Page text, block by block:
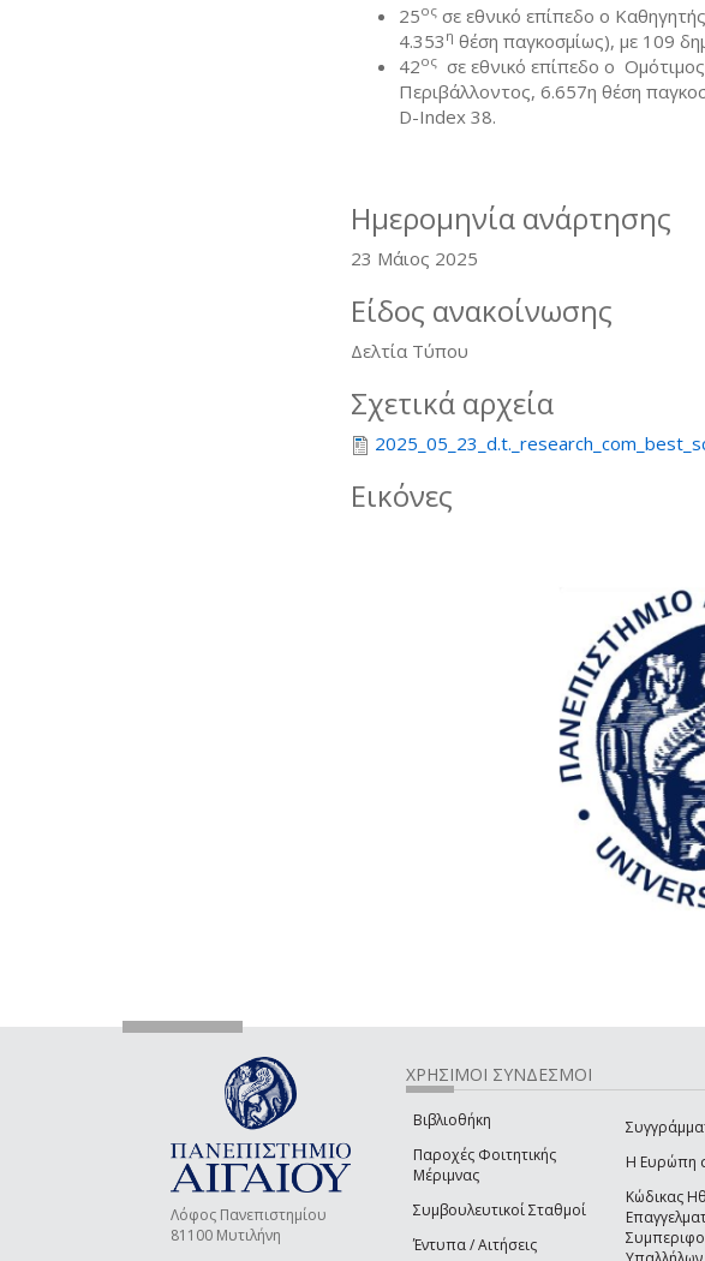
25ος σε εθνικό επίπεδο ο
4.353 η θέση παγκοσμίως), με 109
42ος σε εθνικό επίπεδο o
Περιβάλλοντος, 6.657η θέση
D-Index 38.
Ημερομηνία ανάρτησης
23 Μάιος 2025
Είδος ανακοίνωσης
Δελτία Τύπου
Σχετικά αρχεία
Εικόνες
Λόφος Πανεπιστημίου
81100 Μυτιλήνη
ΧΡΗΣΙΜΟΙ ΣΥΝΔΕΣΜΟΙ
Βιβλιοθήκη
Παροχές Φοιτητικής
Μέριμνας
Συμβουλευτικοί Σταθμοί
Έντυπα / Αιτήσεις
Η Ευρώπη
Κώδικας